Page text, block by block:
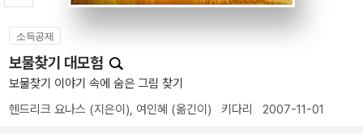
소득공제
보물찾기 대모험
보물찾기 이야기 속에 숨은 그림 찾기
헨드리크 요나스 (지은이), 여인혜 (옮긴이) 키다리 2007-11-01